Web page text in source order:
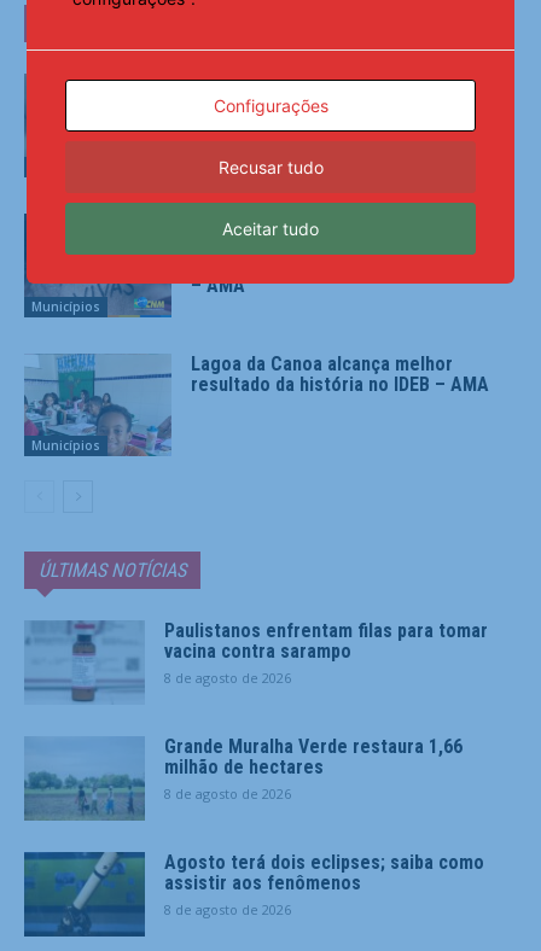
Brasil permanece fora do Mapa da
Fome, aponta ONU; CNM destaca o
papel estratégico dos Municípios –
AMA
Municípios
Ao completar 20 anos, Lei Maria da
– AMA
Municípios
Lagoa da Canoa alcança melhor
resultado da história no IDEB – AMA
ÚLTIMAS NOTÍCIAS
Paulistanos enfrentam filas para tomar
vacina contra sarampo
8 de agosto de 2026
Grande Muralha Verde restaura 1,66
milhão de hectares
8 de agosto de 2026
Agosto terá dois eclipses; saiba como
assistir aos fenômenos
8 de agosto de 2026
Configurações
Recusar tudo
Aceitar tudo